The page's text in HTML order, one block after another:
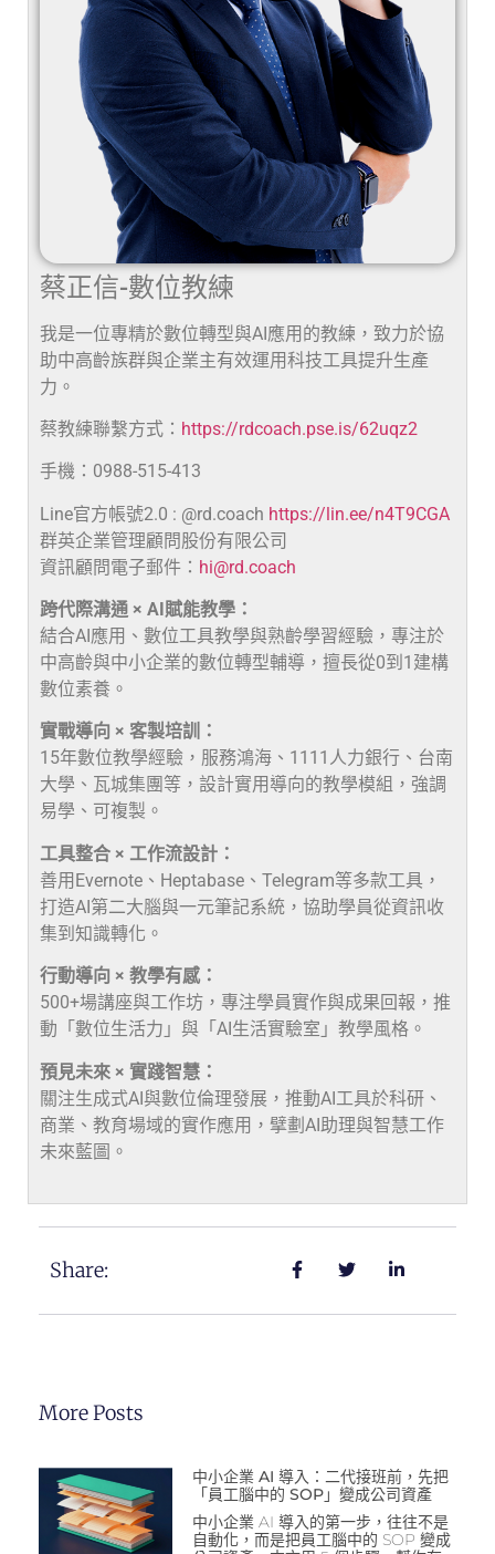
蔡正信-數位教練
我是一位專精於數位轉型與AI應用的教練，致力於協
助中高齡族群與企業主有效運用科技工具提升生產
力。
蔡教練聯繫方式： https://rdcoach.pse.is/62uqz2
手機：0988-515-413
Line官方帳號2.0 : @rd.coach https://lin.ee/n4T9CGA
群英企業管理顧問股份有限公司
資訊顧問電子郵件： hi@rd.coach
跨代際溝通 × AI賦能教學：
結合AI應用、數位工具教學與熟齡學習經驗，專注於
中高齡與中小企業的數位轉型輔導，擅長從0到1建構
數位素養。
實戰導向 × 客製培訓：
15年數位教學經驗，服務鴻海、1111人力銀行、台南
大學、瓦城集團等，設計實用導向的教學模組，強調
易學、可複製。
工具整合 × 工作流設計：
善用Evernote、Heptabase、Telegram等多款工具，
打造AI第二大腦與一元筆記系統，協助學員從資訊收
集到知識轉化。
行動導向 × 教學有感：
500+場講座與工作坊，專注學員實作與成果回報，推
動「數位生活力」與「AI生活實驗室」教學風格。
預見未來 × 實踐智慧：
關注生成式AI與數位倫理發展，推動AI工具於科研、
商業、教育場域的實作應用，擘劃AI助理與智慧工作
未來藍圖。
Share:
More Posts
中小企業 AI 導入：二代接班前，先把
「員工腦中的 SOP」變成公司資產
中小企業 AI 導入的第一步，往往不是
自動化，而是把員工腦中的 SOP 變成